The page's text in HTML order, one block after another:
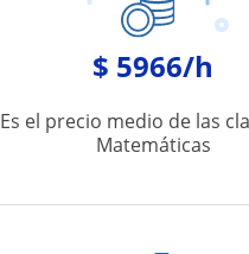
$ 5966/h
Es el precio medio de las
Matemáticas